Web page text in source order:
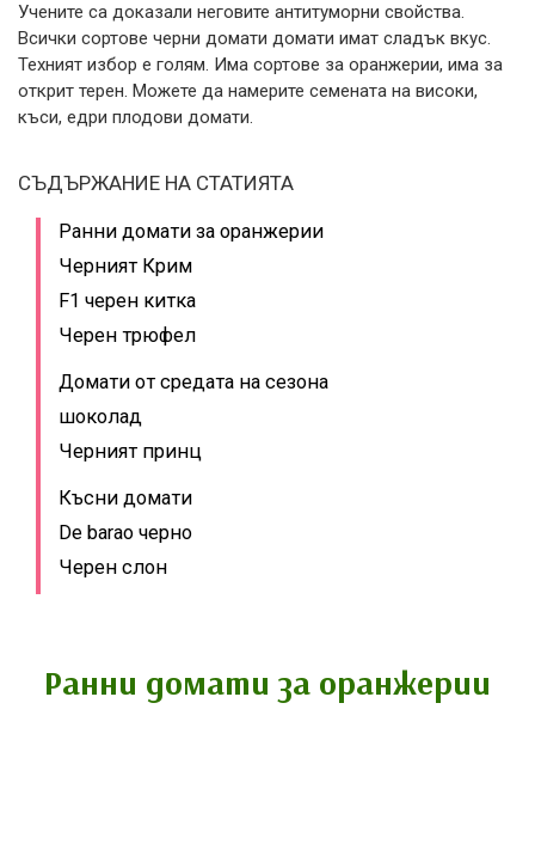
Учените са доказали неговите антитуморни свойства.
Всички сортове черни домати домати имат сладък вкус.
Техният избор е голям. Има сортове за оранжерии, има за
открит терен. Можете да намерите семената на високи,
къси, едри плодови домати.
СЪДЪРЖАНИЕ НА СТАТИЯТА
Ранни домати за оранжерии
Черният Крим
F1 черен китка
Черен трюфел
Домати от средата на сезона
шоколад
Черният принц
Късни домати
De barao черно
Черен слон
Ранни домати за оранжерии